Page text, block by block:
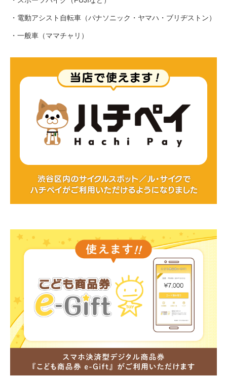
法人様向け割引
お問い合わせ
会社概要
・電動アシスト自転車（パナソニック・ヤマハ・ブリヂストン）
・一般車（ママチャリ）